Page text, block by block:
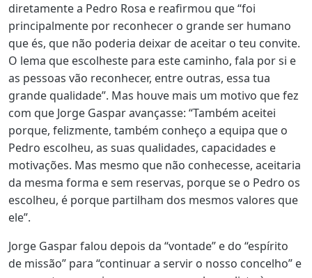
diretamente a Pedro Rosa e reafirmou que “foi
principalmente por reconhecer o grande ser humano
que és, que não poderia deixar de aceitar o teu convite.
O lema que escolheste para este caminho, fala por si e
as pessoas vão reconhecer, entre outras, essa tua
grande qualidade”. Mas houve mais um motivo que fez
com que Jorge Gaspar avançasse: “Também aceitei
porque, felizmente, também conheço a equipa que o
Pedro escolheu, as suas qualidades, capacidades e
motivações. Mas mesmo que não conhecesse, aceitaria
da mesma forma e sem reservas, porque se o Pedro os
escolheu, é porque partilham dos mesmos valores que
ele”.
Jorge Gaspar falou depois da “vontade” e do “espírito
de missão” para “continuar a servir o nosso concelho” e